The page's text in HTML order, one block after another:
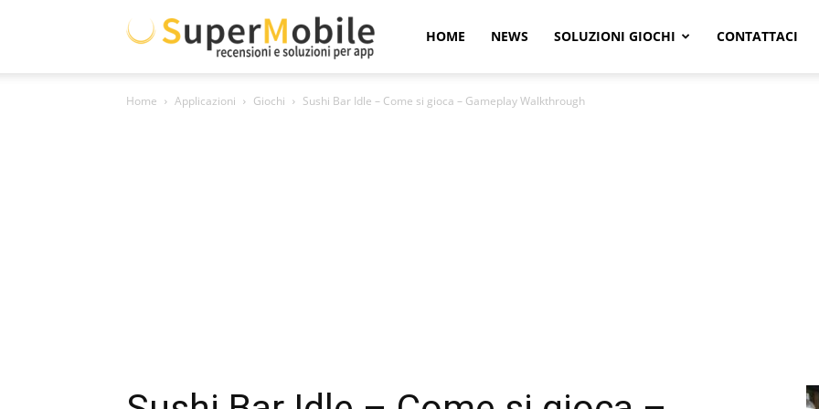
Super
Mobile
HOME NEWS SOLUZIONI GIOCHI CONTATTACI
Home Applicazioni Giochi Sushi Bar Idle – Come si gioca – Gameplay Walkthrough